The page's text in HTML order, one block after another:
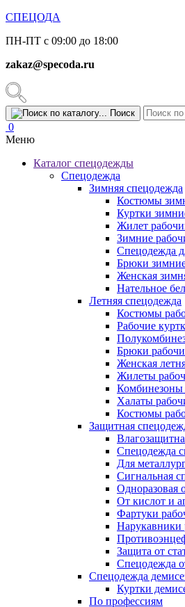
СПЕЦОДА
ПН-ПТ с 09:00 до 18:00
zakaz@specoda.ru
Поиск
0
Меню
Каталог спецодежды
Спецодежда
Зимняя спецодежда
Костюмы
Куртки
Жилет
Зимние
Спецодежда
Брюки
Женская
Нательное
Летняя спецодежда
Костюмы
Рабочие
Брюки
Женская
Жилеты
Комбинезоны
Халаты
Костюмы
Защитная
Спецодежда
Для
Сигнальная
Одноразовая
От кислот и
Фартуки
Нарукавники
Защита от
Спецодежда
Спецодежда
Куртки
По профессиям